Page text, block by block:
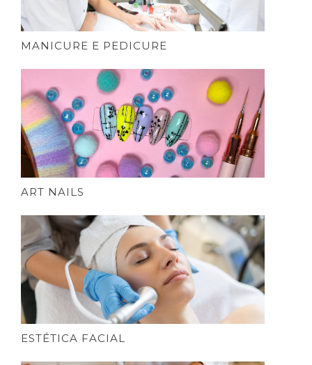
MANICURE E PEDICURE
ART NAILS
ESTÉTICA FACIAL